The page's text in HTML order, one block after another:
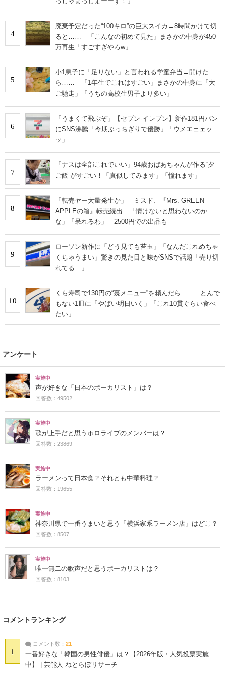
4
廃棄予定だった“100キロ”の巨大スイカ→8時間かけて切
ると…… 「こんなの初めて見た」まさかの中身が450
万再生「すごすぎやろw」
5
小1息子に「足りない」と言われる学童弁当→開けた
ら…… 「1年生でこれはすごい」まさかの中身に「大
ご馳走」「うちの高校生男子より多い」
6
「うまくて飛ぶぞ」【セブン‐イレブン】新作181円パン
にSNS沸騰「今期ぶっちぎりで優勝」「ウメエェェッ
ッ」
7
「ナスは全部これでいい」94歳おばあちゃんが作る“夕
ご飯”がすごい！「真似してみます」「憧れます」
8
「転売ヤー大量発生か」 ミスド、『Mrs. GREEN
APPLEの箱』転売続出 「情けないと思わないのか
な」「呆れるわ」 2500円での出品も
9
ローソン新作に「どう見ても苔玉」「なんだこれめちゃ
くちゃうまい」驚きの見た目と味がSNSで話題「売り切
れてる…」
10
くら寿司で130円の“裏メニュー”を頼んだら…… とんで
もない1皿に「やばい明日いく」「これ10貫ぐらい食べ
たい」
アンケート
実施中
声が好きな「日本のボーカリスト」は？
回答数：49502
実施中
歌が上手だと思うホロライブのメンバーは？
回答数：23869
実施中
ラーメンって日本食？それとも中華料理？
回答数：19655
実施中
神奈川県で一番うまいと思う「横浜家系ラーメン店」はどこ？
回答数：8507
実施中
唯一無二の歌声だと思うボーカリストは？
回答数：8103
コメントランキング
1
コメント数： 21
一番好きな「韓国の男性俳優」は？【2026年版・人気投票実施
中】 | 芸能人 ねとらぼリサーチ